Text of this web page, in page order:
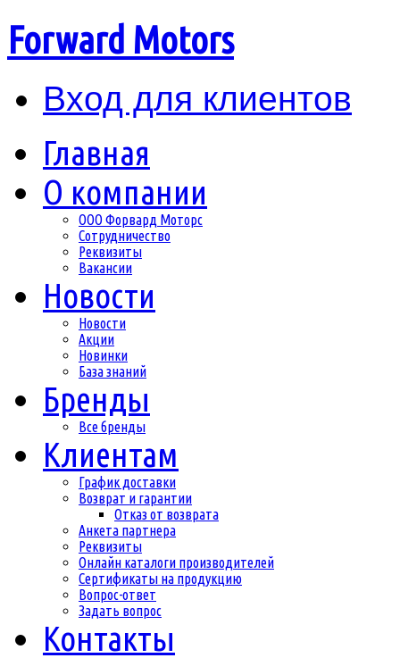
Forward Motors
Вход для клиентов
Главная
О компании
ООО Форвард Моторс
Сотрудничество
Реквизиты
Вакансии
Новости
Новости
Акции
Новинки
База знаний
Бренды
Все бренды
Клиентам
График доставки
Возврат и гарантии
Отказ от возврата
Анкета партнера
Реквизиты
Онлайн каталоги производителей
Сертификаты на продукцию
Вопрос-ответ
Задать вопрос
Контакты